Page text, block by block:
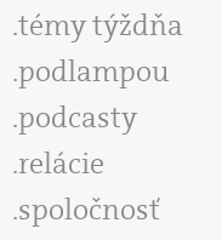
témy týždňa
podlampou
podcasty
relácie
spoločnosť